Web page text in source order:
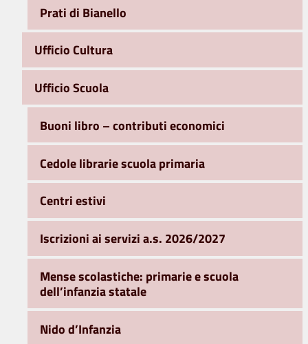
Prati di Bianello
Ufficio Cultura
Ufficio Scuola
Buoni libro – contributi economici
Cedole librarie scuola primaria
Centri estivi
Iscrizioni ai servizi a.s. 2026/2027
Mense scolastiche: primarie e scuola
dell’infanzia statale
Nido d’Infanzia